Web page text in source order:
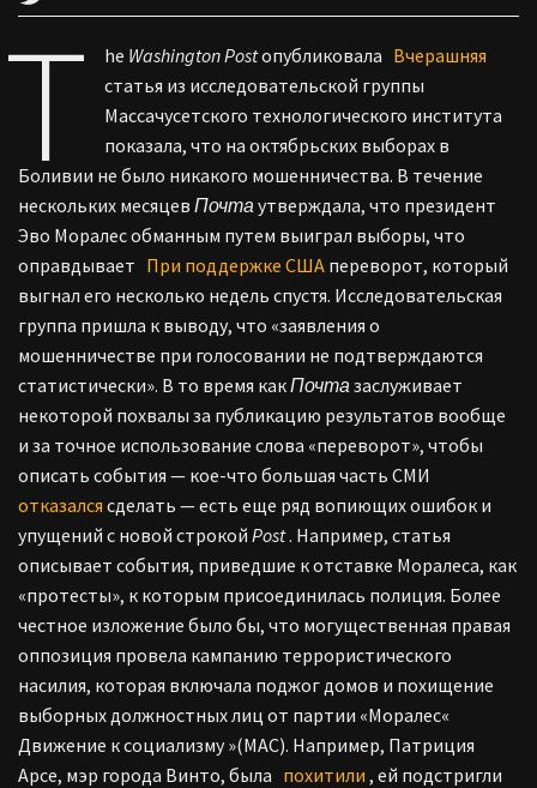
T he Washington Postопубликовала Вчерашняя
статья из исследовательской группы
Массачусетского технологического института
показала, что на октябрьских выборах в
Боливии не было никакого мошенничества. В течение
нескольких месяцев Почтаутверждала, что президент
Эво Моралес обманным путем выиграл выборы, что
оправдывает При поддержке США переворот, который
выгнал его несколько недель спустя. Исследовательская
группа пришла к выводу, что «заявления о
мошенничестве при голосовании не подтверждаются
статистически». В то время какПочтазаслуживает
некоторой похвалы за публикацию результатов вообще
и за точное использование слова «переворот», чтобы
описать события — кое-что большая часть СМИ
отказался сделать — есть еще ряд вопиющих ошибок и
упущений с новой строкой Post. Например, статья
описывает события, приведшие к отставке Моралеса, как
«протесты», к которым присоединилась полиция. Более
честное изложение было бы, что могущественная правая
оппозиция провела кампанию террористического
насилия, которая включала поджог домов и похищение
выборных должностных лиц от партии «Моралес«
Движение к социализму »(МАС). Например, Патриция
Арсе, мэр города Винто, была похитили , ей подстригли